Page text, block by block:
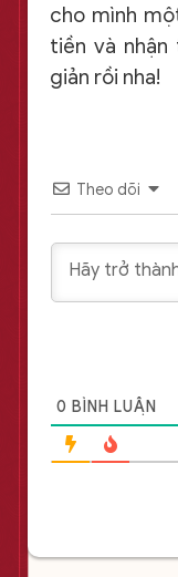
cho mình
tiền và
giản rồi nha!
Theo dõi
0 BÌNH LUẬN